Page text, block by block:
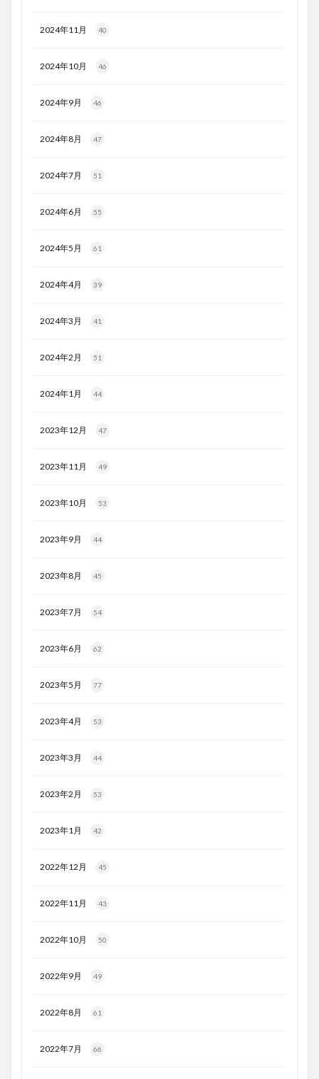
2024年11月 40
2024年10月 46
2024年9月 46
2024年8月 47
2024年7月 51
2024年6月 55
2024年5月 61
2024年4月 39
2024年3月 41
2024年2月 51
2024年1月 44
2023年12月 47
2023年11月 49
2023年10月 53
2023年9月 44
2023年8月 45
2023年7月 54
2023年6月 62
2023年5月 77
2023年4月 53
2023年3月 44
2023年2月 53
2023年1月 42
2022年12月 45
2022年11月 43
2022年10月 50
2022年9月 49
2022年8月 61
2022年7月 66